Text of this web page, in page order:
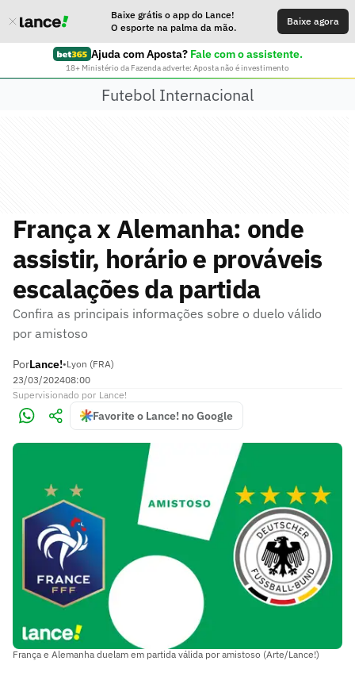
Baixe grátis o app do Lance!
O esporte na palma da mão.
Baixe agora
Ajuda com Aposta? Fale com o assistente.
18+ Ministério da Fazenda adverte: Aposta não é investimento
Futebol Internacional
França x Alemanha: onde
assistir, horário e prováveis
escalações da partida
Confira as principais informações sobre o duelo válido
por amistoso
PorLance!•Lyon (FRA)
23/03/202408:00
Supervisionado por Lance!
Favorite o Lance! no Google
França e Alemanha duelam em partida válida por amistoso (Arte/Lance!)